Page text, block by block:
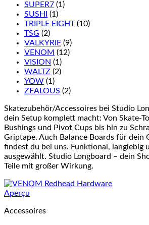
SUPER7 (1)
SUSHI
(1)
TRIPLE EIGHT (10)
TSG (2)
VALKYRIE (9)
VENOM (12)
VISION (1)
WALTZ (2)
YOW (1)
ZEALOUS (2)
Skatezubehör/Accessoires bei Studio
dein Setup komplett macht: Von Skate-
Bushings und Pivot Cups bis hin zu
Griptape. Auch Balance Boards für dein
findest du bei uns. Funktional, langlebig
ausgewählt. Studio Longboard – dein
Teile mit großer Wirkung.
Aperçu
Accessoires